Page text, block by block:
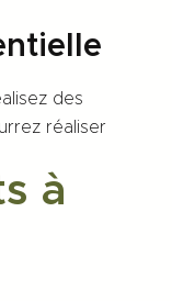
des
réaliser
à